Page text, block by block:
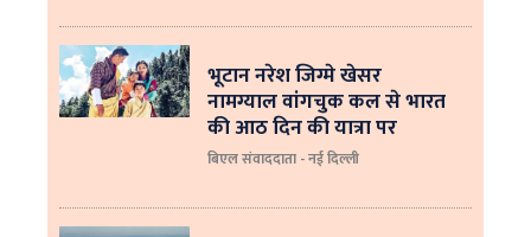
भूटान नरेश जिग्मे खेसर
नामग्याल वांगचुक कल से भारत
की आठ दिन की यात्रा पर
बिएल संवाददाता - नई दिल्ली